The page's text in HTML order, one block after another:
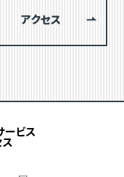
アクセス
ービス